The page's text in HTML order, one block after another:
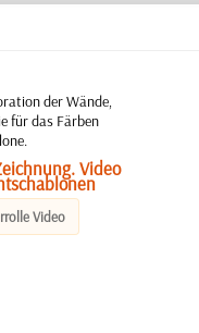
der Wände,
für das Färben
Video
Video